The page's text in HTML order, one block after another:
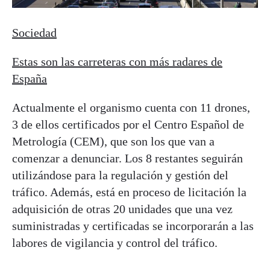
Sociedad
Estas son las carreteras con más radares de
España
Actualmente el organismo cuenta con 11 drones,
3 de ellos certificados por el Centro Español de
Metrología (CEM), que son los que van a
comenzar a denunciar. Los 8 restantes seguirán
utilizándose para la regulación y gestión del
tráfico. Además, está en proceso de licitación la
adquisición de otras 20 unidades que una vez
suministradas y certificadas se incorporarán a las
labores de vigilancia y control del tráfico.